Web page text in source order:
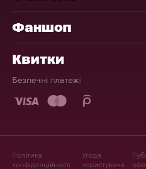
Фаншоп
Квитки
Безпечні платежі
Політика
конфіденційності
Угода
користувача